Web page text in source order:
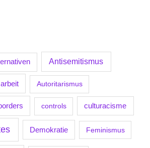
Antisemitismus
arbeit Autoritarismus
controls culturacisme
Demokratie Feminismus